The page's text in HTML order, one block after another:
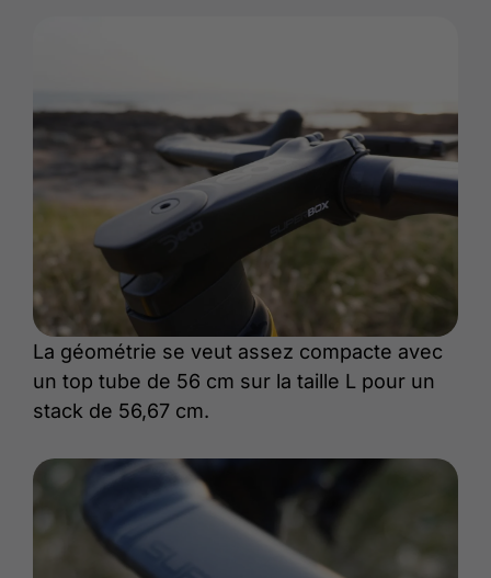
La géométrie se veut assez compacte avec
un top tube de 56 cm sur la taille L pour un
stack de 56,67 cm.